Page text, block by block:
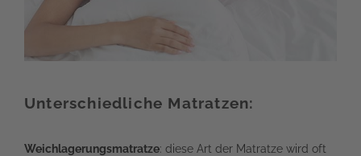
Unterschiedliche Matratzen:
Weichlagerungsmatratze: diese Art der Matratze wird oft